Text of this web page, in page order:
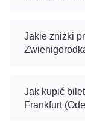
Jakie zniżki
Jak kupić
Frankfurt